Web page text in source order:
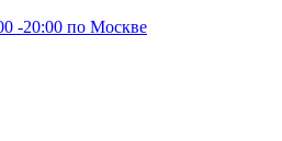
-20:00 по Москве